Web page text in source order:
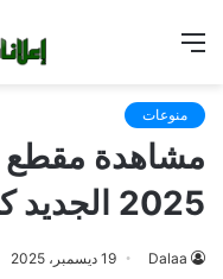
منوعات
مشاهدة مقطع
2025 الجديد كامل
Dalaa 19 ديسمبر، 2025